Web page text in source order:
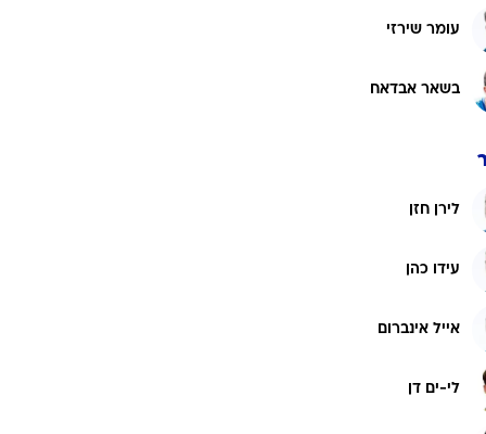
עומר שירזי
בשאר אבדאח
לירן חזן
עידו כהן
אייל אינברום
לי-ים דן